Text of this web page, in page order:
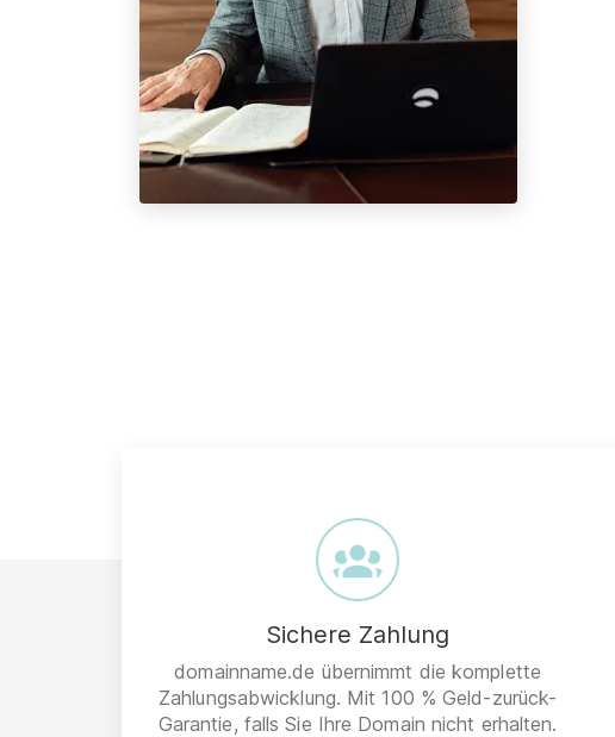
Sichere Zahlung
domainname.de übernimmt die komplette
Zahlungsabwicklung. Mit 100 % Geld-zurück-
Garantie, falls Sie Ihre Domain nicht erhalten.